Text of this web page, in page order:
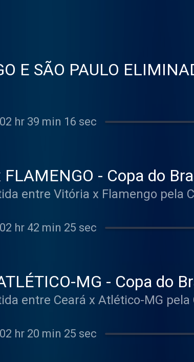
E SÃO PAULO
VARzea
02 hr 39 min 16 sec
FLAMENGO - Copa do
entre Vitória x Flamengo pela
02 hr 42 min 25 sec
MG - Copa do
entre Ceará x Atlético-MG pela
02 hr 20 min 25 sec